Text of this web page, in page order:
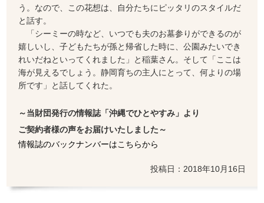
う。なので、この花想は、自分たちにピッタリのスタイルだ
と話す。
「シーミーの時など、いつでも夫のお墓参りができるのが
嬉しいし、子どもたちが孫と帰省した時に、公園みたいでき
れいだねといってくれました」と稲葉さん。そして「ここは
海が見えるでしょう。静岡育ちの主人にとって、何よりの場
所です」と話してくれた。
～当財団発行の情報誌「沖縄でひとやすみ」より
ご契約者様の声をお届けいたしました～
情報誌のバックナンバーはこちらから
投稿日：2018年10月16日